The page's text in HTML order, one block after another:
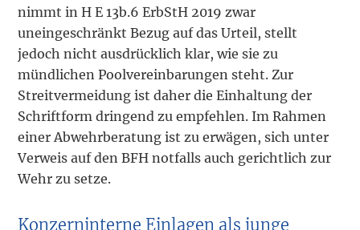
nimmt in H E 13b.6 ErbStH 2019 zwar
uneingeschränkt Bezug auf das Urteil, stellt
jedoch nicht ausdrücklich klar, wie sie zu
mündlichen Poolvereinbarungen steht. Zur
Streitvermeidung ist daher die Einhaltung der
Schriftform dringend zu empfehlen. Im Rahmen
einer Abwehrberatung ist zu erwägen, sich unter
Verweis auf den BFH notfalls auch gerichtlich zur
Wehr zu setze.
Konzerninterne Einlagen als junge